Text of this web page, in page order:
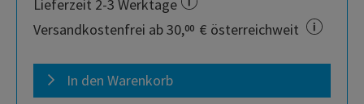
Lieferzeit 2-3 Werktage
Versandkostenfrei ab 30,00 € österreichweit
In den Warenkorb